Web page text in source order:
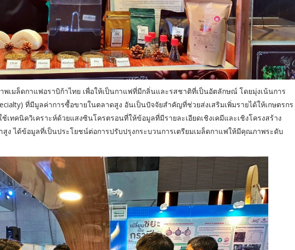
เมล็ดกาแฟอราบิก้าไทย เพื่อให้เป็นกาแฟที่มีกลิ่นและรสชาติที่เป็นอัตลักษณ์ โดยมุ่งเน้นการ
ที่มีมูลค่าการซื้อขายในตลาดสูง อันเป็นปัจจัยสำคัญที่ช่วยส่งเสริมเพิ่มรายได้ให้เกษตรกร
เทคนิควิเคราะห์ด้วยแสงซินโครตรอนที่ให้ข้อมูลที่มีรายละเอียดเชิงเคมีและเชิงโครงสร้าง
ง ได้ข้อมูลที่เป็นประโยชน์ต่อการปรับปรุงกระบวนการเตรียมเมล็ดกาแฟให้มีคุณภาพระดับ